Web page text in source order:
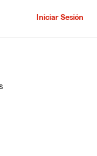
Iniciar Sesión